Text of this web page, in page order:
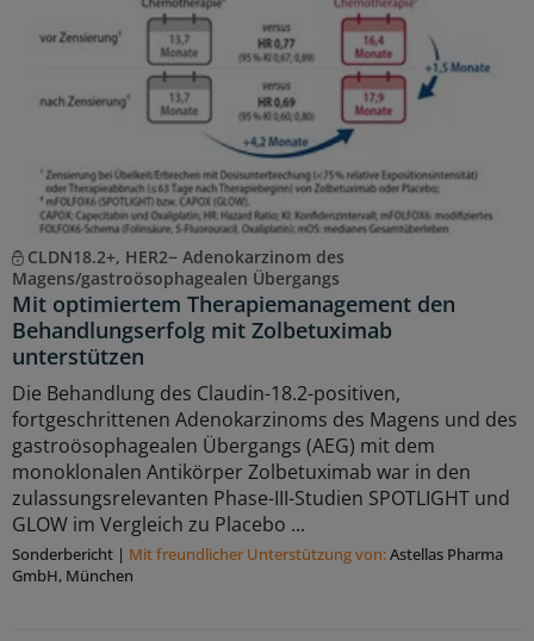
CLDN18.2+, HER2− Adenokarzinom des
Magens/gastroösophagealen Übergangs
Mit optimiertem Therapiemanagement den
Behandlungserfolg mit Zolbetuximab
unterstützen
Die Behandlung des Claudin-18.2-positiven,
fortgeschrittenen Adenokarzinoms des Magens und des
gastroösophagealen Übergangs (AEG) mit dem
monoklonalen Antikörper Zolbetuximab war in den
zulassungsrelevanten Phase-III-Studien SPOTLIGHT und
GLOW im Vergleich zu Placebo ...
Sonderbericht | Mit freundlicher Unterstützung von:Astellas Pharma
GmbH, München